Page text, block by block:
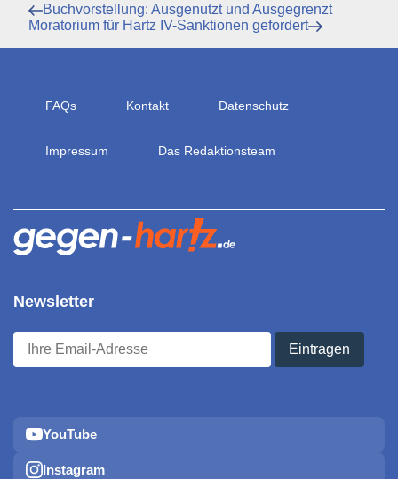
Beitragsnavigation
Vorheriger
Beitrag
Buchvorstellung: Ausgenutzt und Ausgegrenzt
Nächster
Moratorium für Hartz IV-Sanktionen gefordert
FAQs Kontakt Datenschutz
Impressum Das Redaktionsteam
Newsletter
YouTube
Instagram